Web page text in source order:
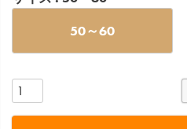
50～60